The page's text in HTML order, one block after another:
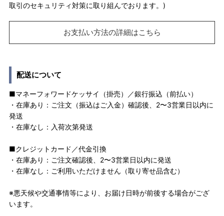
取引のセキュリティ対策に取り組んでおります。)
お支払い方法の詳細はこちら
配送について
■マネーフォワードケッサイ（掛売）／銀行振込（前払い）
・在庫あり：ご注文（振込はご入金）確認後、2〜3営業日以内に
発送
・在庫なし：入荷次第発送
■クレジットカード／代金引換
・在庫あり：ご注文確認後、2〜3営業日以内に発送
・在庫なし：ご利用いただけません（取り寄せ品含む）
※悪天候や交通事情等により、お届け日時が前後する場合がござ
います。